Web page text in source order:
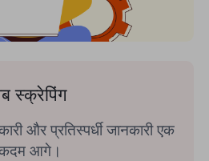
स्क्रेपिंग
और प्रतिस्पर्धी जानकारी एक
आगे।